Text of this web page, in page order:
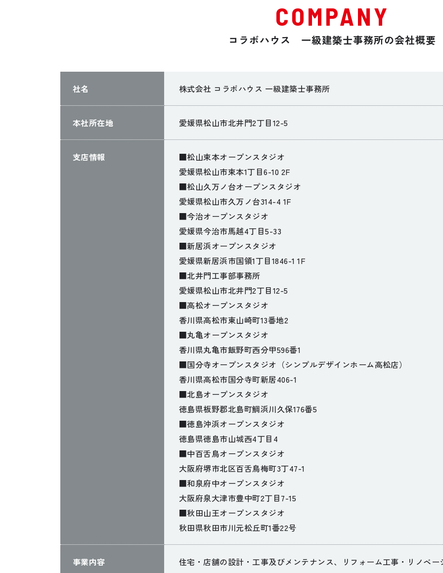
COMPANY
コラボハウス 一級建築士事務所の会社概要
社名 株式会社 コラボハウス 一級建築士事務所
本社所在地 愛媛県松山市北井門2丁目12-5
支店情報
■松山束本オープンスタジオ
愛媛県松山市束本1丁目6-10 2F
■松山久万ノ台オープンスタジオ
愛媛県松山市久万ノ台314-4 1F
■今治オープンスタジオ
愛媛県今治市馬越4丁目5-33
■新居浜オープンスタジオ
愛媛県新居浜市国領1丁目1846-1 1F
■北井門工事部事務所
愛媛県松山市北井門2丁目12-5
■高松オープンスタジオ
香川県高松市東山崎町13番地2
■丸亀オープンスタジオ
香川県丸亀市飯野町西分甲596番1
■国分寺オープンスタジオ（シンプルデザインホーム高松店）
香川県高松市国分寺町新居406-1
■北島オープンスタジオ
徳島県板野郡北島町鯛浜川久保176番5
■徳島沖浜オープンスタジオ
徳島県徳島市山城西4丁目4
■中百舌鳥オープンスタジオ
大阪府堺市北区百舌鳥梅町3丁47-1
■和泉府中オープンスタジオ
大阪府泉大津市豊中町2丁目7-15
■秋田山王オープンスタジオ
秋田県秋田市川元松丘町1番22号
事業内容 住宅・店舗の設計・工事及びメンテナンス、リフォーム工事・リノベ